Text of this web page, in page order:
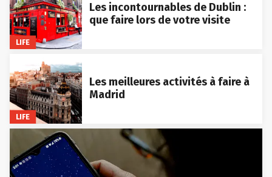
LIFE
Les incontournables de Dublin :
que faire lors de votre visite
LIFE
Les meilleures activités à faire à
Madrid